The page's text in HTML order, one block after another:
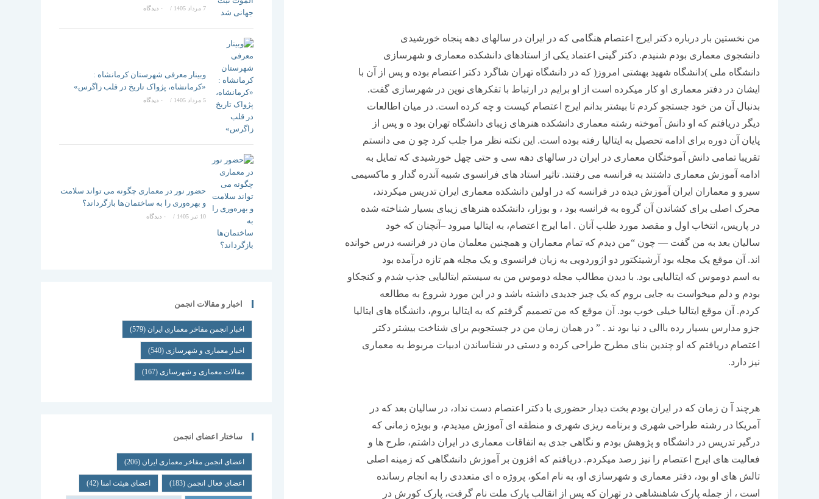
من نخستین بار درباره دکتر ایرج اعتصام هنگامی که در ایران در سالهای دهه پنجاه خورشیدی
دانشجوی معماری بودم شنیدم. دکتر گیتی اعتماد یکی از استادهای دانشکده معماری و شهرسازی
دانشگاه ملی )دانشگاه شهید بهشتی امروز( که در دانشگاه تهران شاگرد دکتر اعتصام بوده و پس از آن با
ایشان در دفتر معماری او کار میکرده است از او برایم در ارتباط با تفکرهای نوین در شهرسازی گفت.
بدنبال آن من خود جستجو کردم تا بیشتر بدانم ایرج اعتصام کیست و چه کرده است. در میان اطالعات
دیگر دریافتم که او دانش آموخته رشته معماری دانشکده هنرهای زیبای دانشگاه تهران بود ه و پس از
پایان آن دوره برای ادامه تحصیل به ایتالیا رفته بوده است. این نکته نظر مرا جلب کرد چو ن می دانستم
تقریبا تمامی دانش آموختگان معماری در ایران در سالهای دهه سی و حتی چهل خورشیدی که تمایل به
ادامه آموزش معماری داشتند به فرانسه می رفتند. تاثیر استاد های فرانسوی شبیه آندره گدار و ماکسیمی
سیرو و معماران ایران آموزش دیده در فرانسه که در اولین دانشکده معماری ایران تدریس میکردند،
محرک اصلی برای کشاندن آن گروه به فرانسه بود ، و بوزار، دانشکده هنرهای زیبای بسیار شناخته شده
در پاریس، انتخاب اول و مقصد مورد طلب آنان . اما ایرج اعتصام، به ایتالیا میرود –آنچنان که خود
سالیان بعد به من گفت — چون “من دیدم که تمام معماران و همچنین معلمان مان در فرانسه درس خوانده
اند. آن موقع یک مجله بود آرشیتکتور دو اژوردویی به زبان فرانسوی و یک مجله هم تازه درآمده بود
به اسم دوموس که ایتالیایی بود. با دیدن مطالب مجله دوموس من به سیستم ایتالیایی جذب شدم و کنجکاو
بودم و دلم میخواست به جایی بروم که یک چیز جدیدی داشته باشد و در این مورد شروع به مطالعه
کردم. آن موقع ایتالیا خیلی خوب بود. آن موقع که من تصمیم گرفتم که به ایتالیا بروم، دانشگاه های ایتالیا
جزو مدارس بسیار رده باالی د نیا بود ند . ” در همان زمان من در جستجویم برای شناخت بیشتر دکتر
اعتصام دریافتم که او چندین بنای مطرح طراحی کرده و دستی در شناساندن ادبیات مربوط به معماری
نیز دارد.
هرچند آ ن زمان که در ایران بودم بخت دیدار حضوری با دکتر اعتصام دست نداد، در سالیان بعد که در
آمریکا در رشته طراحی شهری و برنامه ریزی شهری و منطقه ای آموزش میدیدم، و بویژه زمانی که
درگیر تدریس در دانشگاه و پژوهش بودم و نگاهی جدی به اتفاقات معماری در ایران داشتم، طرح ها و
فعالیت های ایرج اعتصام را نیز رصد میکردم. دریافتم که افزون بر آموزش دانشگاهی که زمینه اصلی
تالش های او بود، دفتر معماری و شهرسازی او، به نام امکو، پروژه ه ای متعددی را به انجام رسانده
است ، از جمله پارک شاهنشاهی در تهران که پس از انقالب پارک ملت نام گرفت، پارک کورش در
7 مرداد 1405 / ۰ دیدگاه
وبینار معرفی شهرستان کرمانشاه :
«کرمانشاه، پژواک تاریخ در قلب زاگرس»
5 مرداد 1405 / ۰ دیدگاه
حضور نور در معماری چگونه می تواند سلامت
و بهره‌وری را به ساختمان‌ها بازگرداند؟
10 تیر 1405 / ۰ دیدگاه
اخبار و مقالات انجمن
اخبار انجمن مفاخر معماری ایران (579)
اخبار معماری و شهرسازی(540)
مقالات معماری و شهرسازی(167)
ساختار اعضای انجمن
اعضای انجمن مفاخر معماری ایران (206)
اعضای فعال انجمن (183) اعضای هیئت امنا (42)